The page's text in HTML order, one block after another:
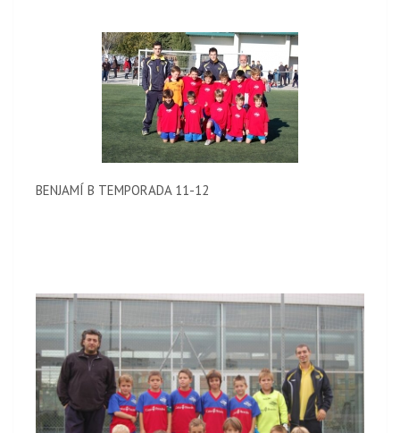
BENJAMÍ B TEMPORADA 11-12